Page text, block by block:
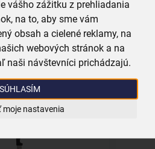
vášho zážitku z prehliadania
na to, aby sme vám
obsah a cielené reklamy, na
webových stránok a na
naši návštevníci prichádzajú.
SÚHLASÍM
moje nastavenia
BLACKLINE 31x6,5 cm